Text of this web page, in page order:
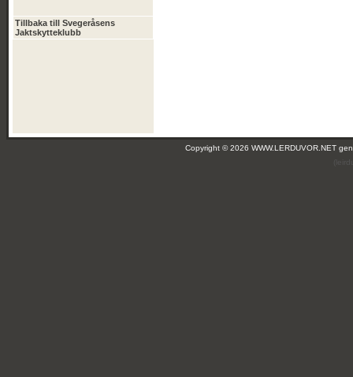
Tillbaka till Svegeråsens
Jaktskytteklubb
Copyright © 2026 WWW.LERDUVOR.NET